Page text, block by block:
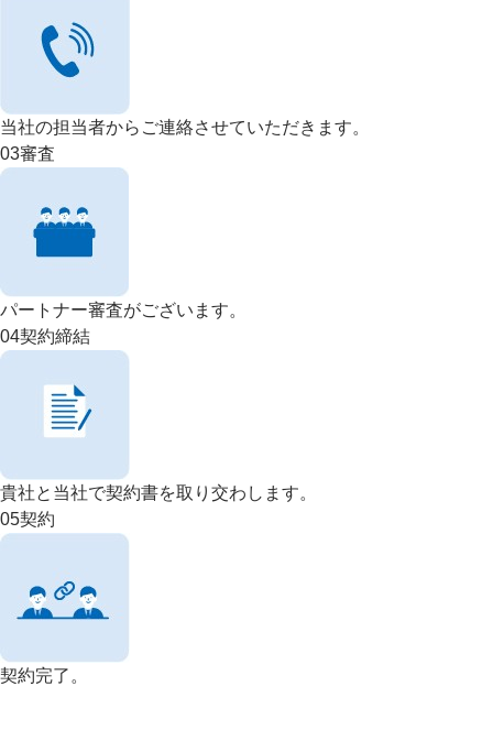
当社の担当者からご連絡させていただきます。
03審査
パートナー審査がございます。
04契約締結
貴社と当社で契約書を取り交わします。
05契約
契約完了。